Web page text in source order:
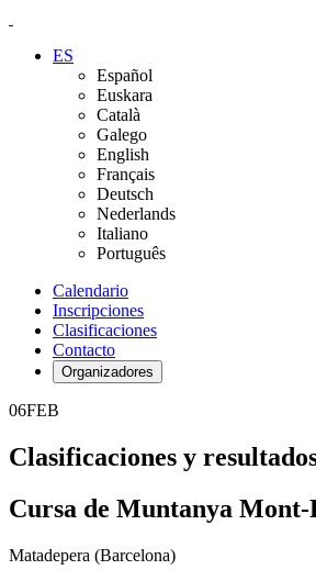
ES
Español
Euskara
Català
Galego
English
Français
Deutsch
Nederlands
Italiano
Português
Calendario
Inscripciones
Clasificaciones
Contacto
Organizadores
06FEB
Clasificaciones y
Cursa de Muntanya Mont-
Matadepera (Barcelona)